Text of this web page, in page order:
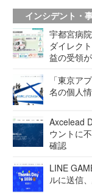
インシデント・
宇都宮病
ダイレク
益の受領
「東京ア
名の個人
Axcelead
ウントに
確認
LINE
ルに送信